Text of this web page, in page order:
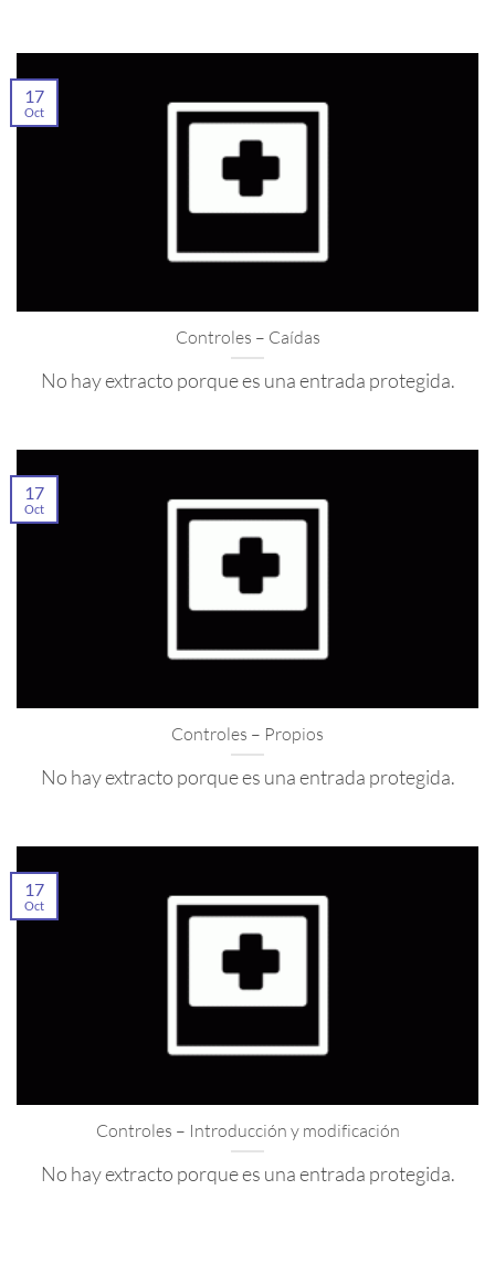
Controles – Caídas
No hay extracto porque es una entrada protegida.
17
Oct
Controles – Propios
No hay extracto porque es una entrada protegida.
17
Oct
Controles – Introducción y modificación
No hay extracto porque es una entrada protegida.
17
Oct